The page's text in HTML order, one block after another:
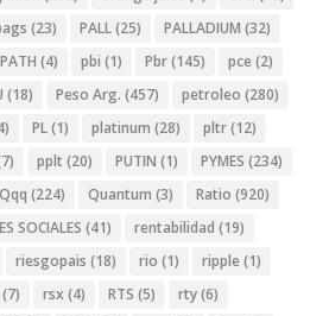
(23) PALL(25) PALLADIUM (32)
PATH (4) pbi (1) Pbr(145) pce (2)
(18) Peso Arg. (457) petroleo (280)
PL(1) platinum (28) pltr(12)
pplt (20) PUTIN (1) PYMES (234)
Qqq (224) Quantum (3) Ratio (920)
SOCIALES (41) rentabilidad (19)
riesgopais (18) rio (1) ripple (1)
(7) rsx (4) RTS (5) rty(6)